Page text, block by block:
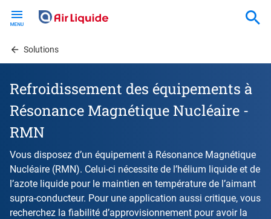
contentSolutions
Refroidissement des équipements à
Résonance Magnétique Nucléaire -
RMN
Vous disposez d’un équipement à Résonance Magnétique
Nucléaire (RMN). Celui-ci nécessite de l’hélium liquide et de
l’azote liquide pour le maintien en température de l’aimant
supra-conducteur. Pour une application aussi critique, vous
recherchez la fiabilité d’approvisionnement pour avoir la